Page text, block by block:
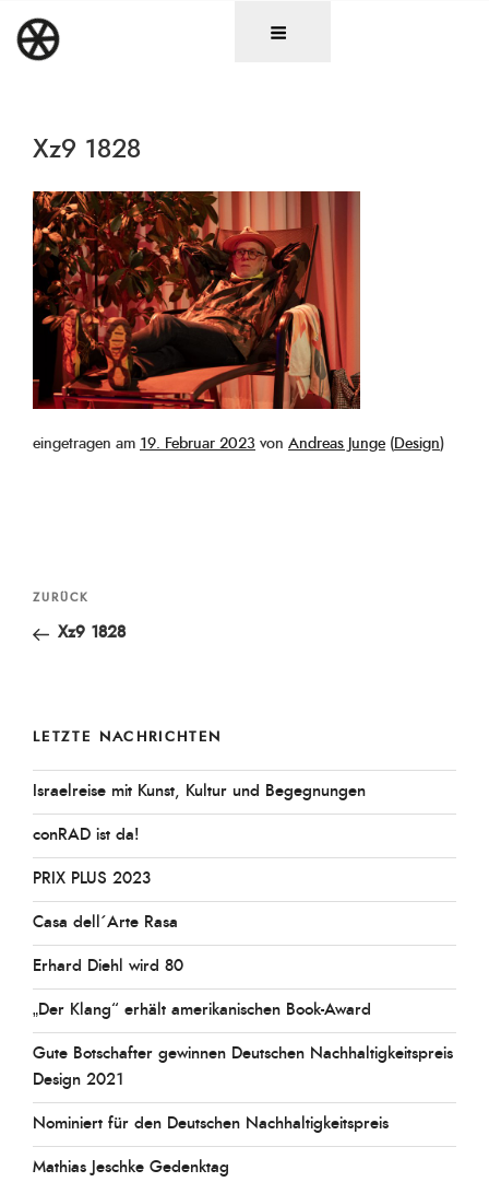
Inhalt
springen
Xz9 1828
eingetragen am Veröffentlicht
19. Februar 2023 von Andreas Junge (Design)
Beitragsnavigation
Vorheriger
Beitrag
ZURÜCK
Xz9 1828
LETZTE NACHRICHTEN
Israelreise mit Kunst, Kultur und Begegnungen
conRAD ist da!
PRIX PLUS 2023
Casa dell´Arte Rasa
Erhard Diehl wird 80
„Der Klang“ erhält amerikanischen Book-Award
Gute Botschafter gewinnen Deutschen Nachhaltigkeitspreis
Design 2021
Nominiert für den Deutschen Nachhaltigkeitspreis
Mathias Jeschke Gedenktag